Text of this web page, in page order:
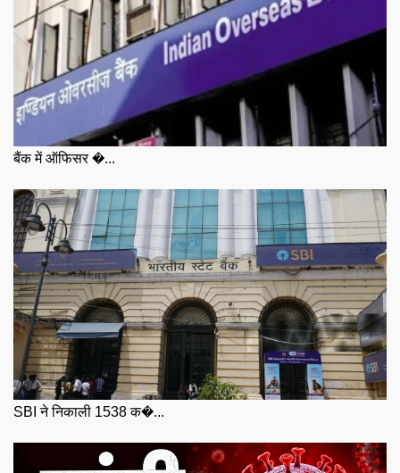
बैंक में ऑफिसर �...
SBI ने निकाली 1538 क�...